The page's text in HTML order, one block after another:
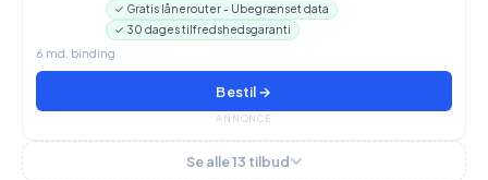
✓ Gratis lånerouter - Ubegrænset data
✓ 30 dages tilfredshedsgaranti
6 md. binding
Bestil →
ANNONCE
Se alle 13 tilbud